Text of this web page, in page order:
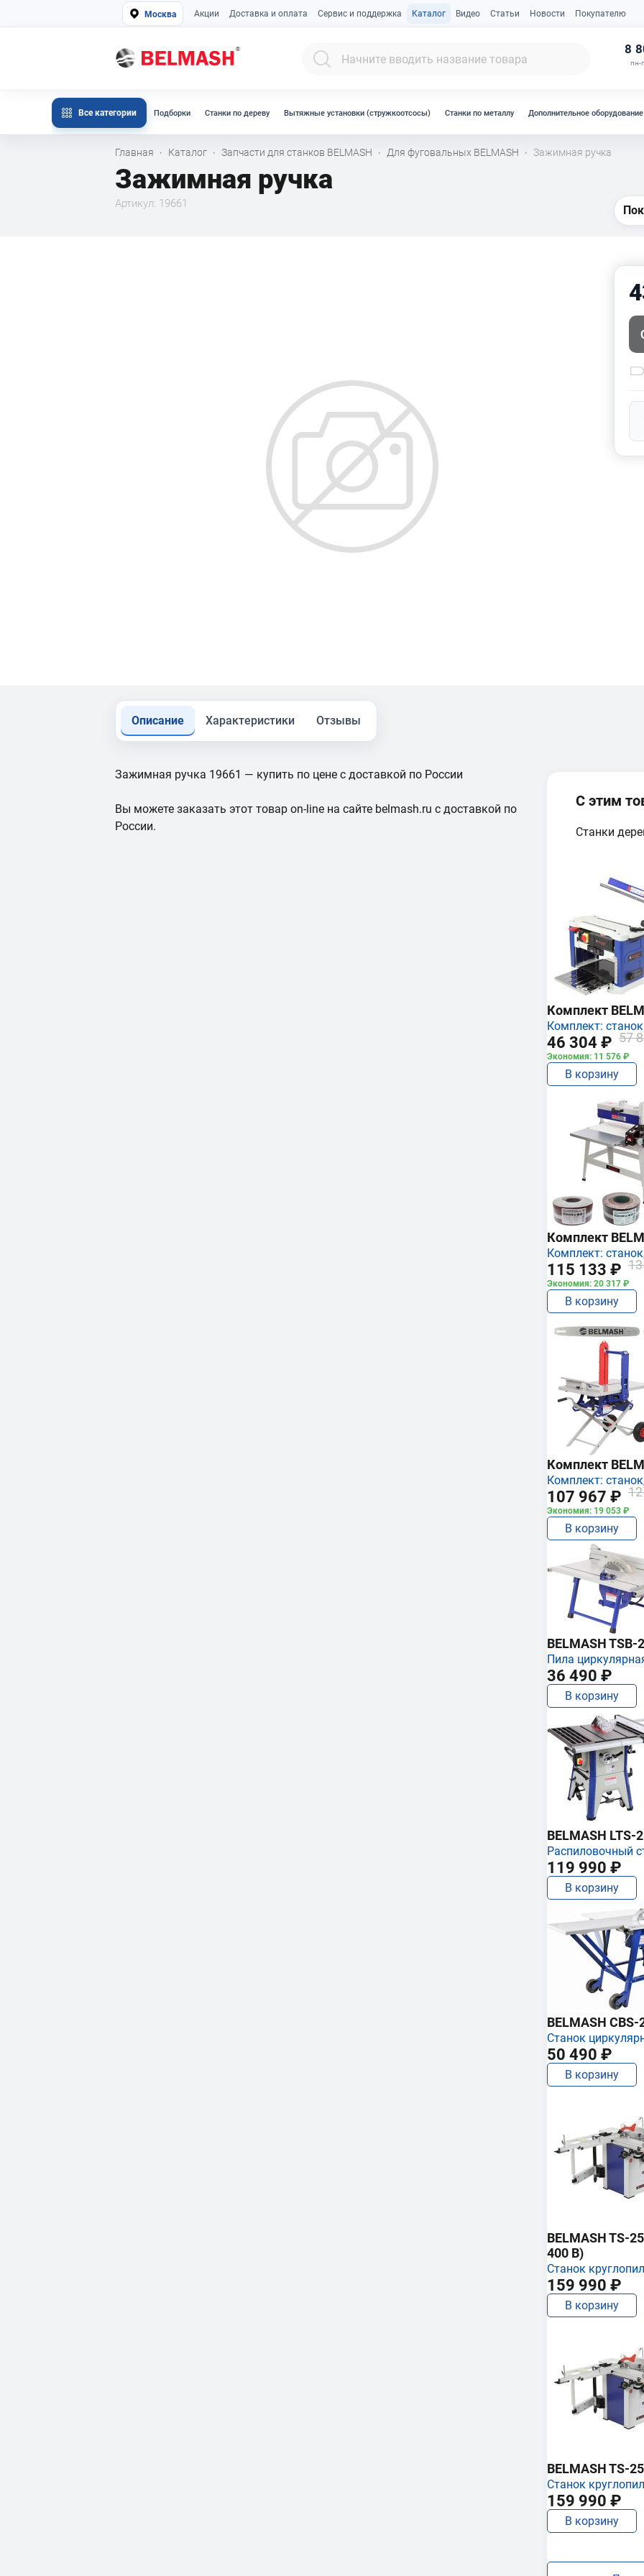
Москва Акции Доставка и оплата Сервис и поддержка Каталог Видео Статьи Новости Покупателю
8
пн-
Все категории Подборки Станки по дереву Вытяжные установки (стружкоотсосы) Станки по металлу Дополнительное оборудование
Главная · Каталог · Запчасти для станков BELMASH · Для фуговальных BELMASH · Зажимная ручка
Зажимная ручка
Артикул: 19661
Описание Характеристики Отзывы
Зажимная ручка 19661 — купить по цене с доставкой по России
Вы можете заказать этот товар on-line на сайте belmash.ru с доставкой по
России.
С этим
Станки
Комплект
Комплект:
46 304 ₽ 57
Экономия: 11 576 ₽
В корзину
Комплект
Комплект:
115 133 ₽
Экономия: 20 317 ₽
В корзину
Комплект
Комплект:
107 967 ₽
Экономия: 19 053 ₽
В корзину
BELMASH TSB-
Пила
36 490 ₽
В корзину
BELMASH LTS-
Распиловочный
119 990 ₽
В корзину
BELMASH CBS-
Станок
50 490 ₽
В корзину
BELMASH TS-
400 В)
Станок
159 990 ₽
В корзину
BELMASH TS-
Станок
159 990 ₽
В корзину